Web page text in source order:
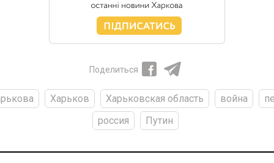
Поделиться
Харьков Харьковская область война
россия
Путин